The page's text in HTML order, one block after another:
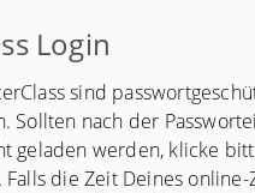
Login
sind
Sollten nach der
geladen werden, klicke
die Zeit Deines